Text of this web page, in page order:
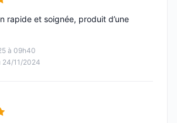
5
à 09h40
24/11/2024
rapide et soignée, produit d’une
5